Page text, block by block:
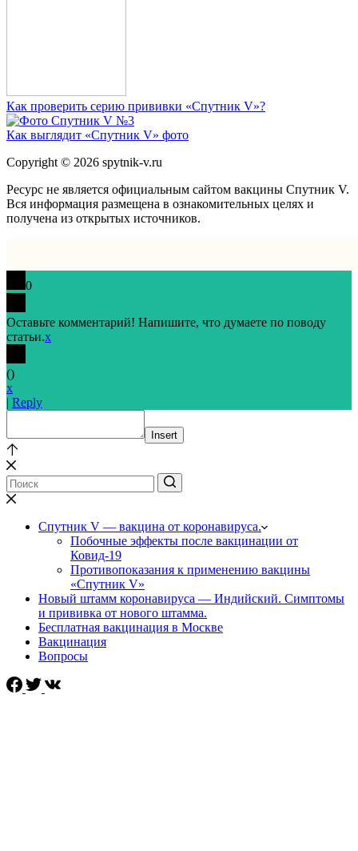
Как проверить серию прививки «Спутник V»?
Как выглядит «Спутник V» фото
Copyright © 2026 spytnik-v.ru
Ресурс не является официальным сайтом вакцины Спутник V.
Вся информация размещена в ознакомительных целях и
получена из открытых источников.
0
Оставьте комментарий! Напишите, что думаете по поводу
статьи.x
()
x
| Reply
Insert
Спутник V — вакцина от коронавируса.
Побочные эффекты после вакцинации от
Ковид-19
Противопоказания к применению вакцины
«Спутник V»
Новый штамм коронавируса — Индийский. Симптомы
и прививка от нового штамма.
Бесплатная вакцинация в Москве
Вакцинация
Вопросы